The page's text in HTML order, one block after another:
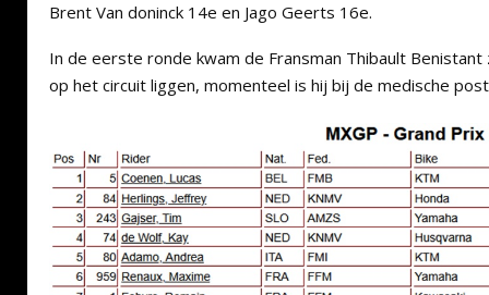
Brent Van doninck 14e en Jago Geerts 16e.
In de eerste ronde kwam de Fransman Thibault
op het circuit liggen, momenteel is hij bij de medische